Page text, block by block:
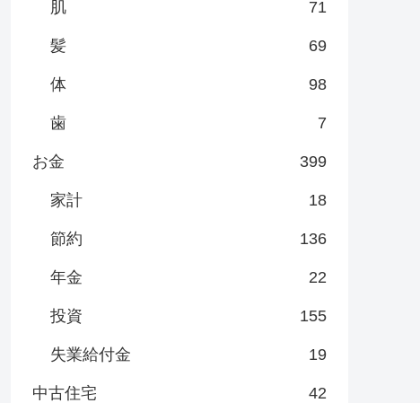
肌 71
髪 69
体 98
歯 7
お金 399
家計 18
節約 136
年金 22
投資 155
失業給付金 19
中古住宅 42